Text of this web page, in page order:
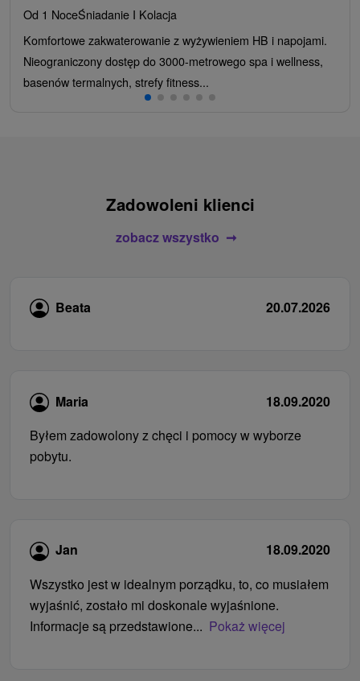
Od 1 NoceŚniadanie I Kolacja
Komfortowe zakwaterowanie z wyżywieniem HB i napojami.
Nieograniczony dostęp do 3000-metrowego spa i wellness,
basenów termalnych, strefy fitness...
Zadowoleni klienci
zobacz wszystko
Beata 20.07.2026
Maria
18.09.2020
Byłem zadowolony z chęci i pomocy w wyborze
pobytu.
Jan
18.09.2020
Wszystko jest w idealnym porządku, to, co musiałem
wyjaśnić, zostało mi doskonale wyjaśnione.
Informacje są przedstawione... Pokaż więcej